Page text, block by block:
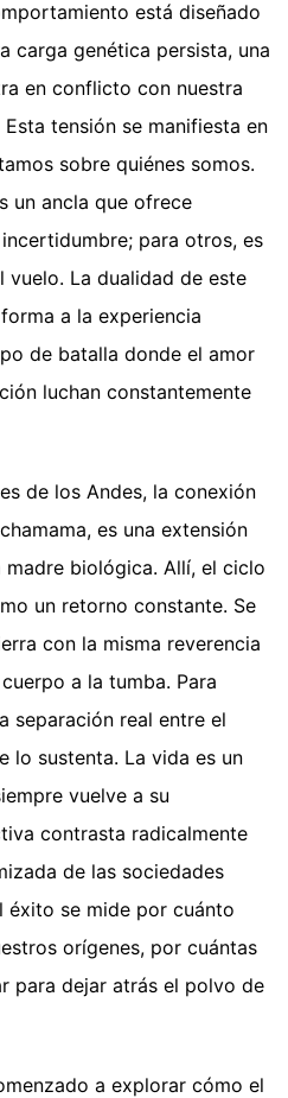
está diseñado
carga genética persista, una
en conflicto con nuestra
tensión se manifiesta en
sobre quiénes somos.
un ancla que ofrece
para otros, es
vuelo. La dualidad de este
a la experiencia
de batalla donde el amor
luchan constantemente
de los Andes, la conexión
es una extensión
biológica. Allí, el ciclo
un retorno constante. Se
con la misma reverencia
a la tumba. Para
separación real entre el
lo sustenta. La vida es un
vuelve a su
contrasta radicalmente
de las sociedades
éxito se mide por cuánto
orígenes, por cuántas
para dejar atrás el polvo de
a explorar cómo el